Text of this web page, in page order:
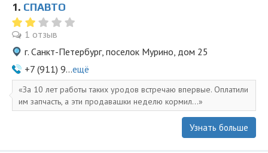
1. СПАВТО
1 отзыв
г. Санкт-Петербург, поселок Мурино, дом 25
+7 (911) 9...ещё
За 10 лет работы таких уродов встречаю впервые. Оплатили
им запчасть, а эти продавашки неделю кормил...
Узнать больше